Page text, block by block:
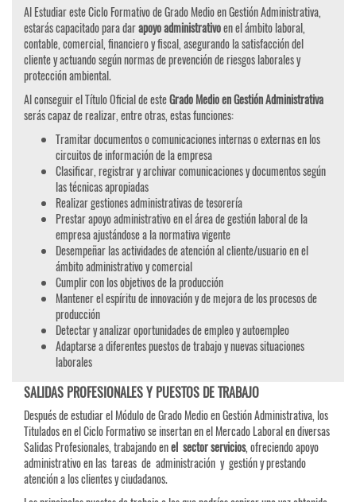
Al Estudiar este Ciclo Formativo de Grado Medio en Gestión Administrativa,
estarás capacitado para darapoyo administrativoen el ámbito laboral,
contable, comercial, financiero y fiscal, asegurando la satisfacción del
cliente y actuando según normas de prevención de riesgos laborales y
protección ambiental.
Al conseguir el Título Oficial de esteGrado Medio en Gestión Administrativa
serás capaz de realizar, entre otras, estas funciones:
Tramitar documentos o comunicaciones internas o externas en los
circuitos de información de la empresa
Clasificar, registrar y archivar comunicaciones y documentos según
las técnicas apropiadas
Realizar gestiones administrativas de tesorería
Prestar apoyo administrativo en el área de gestión laboral de la
empresa ajustándose a la normativa vigente
Desempeñar las actividades de atención al cliente/usuario en el
ámbito administrativo y comercial
Cumplir con los objetivos de la producción
Mantener el espíritu de innovación y de mejora de los procesos de
producción
Detectar y analizar oportunidades de empleo y autoempleo
Adaptarse a diferentes puestos de trabajo y nuevas situaciones
laborales
SALIDAS PROFESIONALES Y PUESTOS DE TRABAJO
Después de estudiar el Módulo de Grado Medio en Gestión Administrativa, los
Titulados en el Ciclo Formativo se insertan en el Mercado Laboral en diversas
Salidas Profesionales, trabajando enel sector servicios, ofreciendo apoyo
administrativo en las tareas de administración y gestión y prestando
atención a los clientes y ciudadanos.